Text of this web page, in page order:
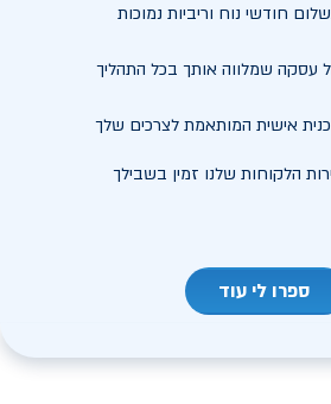
חודשי נוח וריביות נמוכות
עסקה שמלווה אותך בכל התהליך
אישית המותאמת לצרכים שלך
הלקוחות שלנו זמין בשבילך
ספרו לי עוד